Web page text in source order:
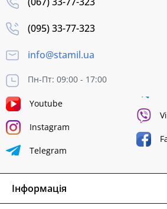
(095) 33-77-323
info@stamil.ua
Пн-Пт: 09:00 - 17:00
Youtube
Instagram
Telegram
Інформація